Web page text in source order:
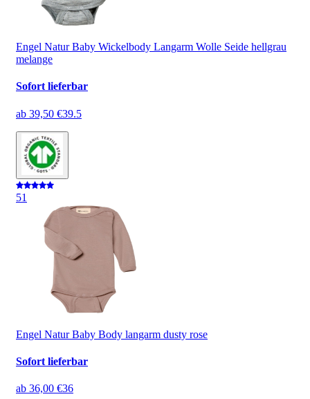
Engel Natur Baby Wickelbody Langarm Wolle Seide hellgrau
melange
Sofort lieferbar
ab 39,50 €39.5
51
Engel Natur Baby Body langarm dusty rose
Sofort lieferbar
ab 36,00 €36